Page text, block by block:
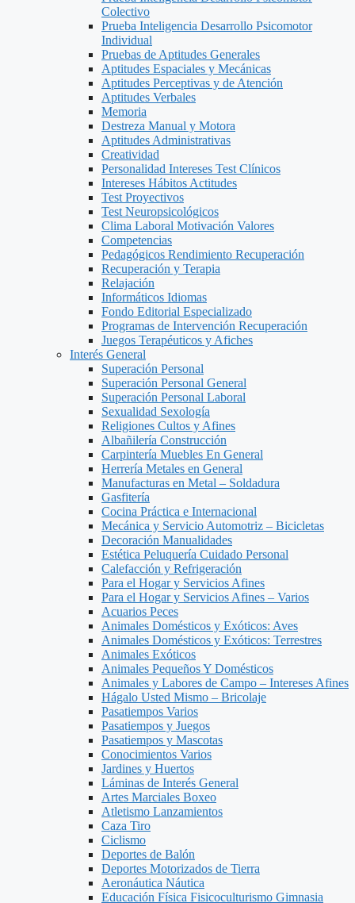
Colectivo
Prueba Inteligencia Desarrollo Psicomotor
Individual
Pruebas de Aptitudes Generales
Aptitudes Espaciales y Mecánicas
Aptitudes Perceptivas y de Atención
Aptitudes Verbales
Memoria
Destreza Manual y Motora
Aptitudes Administrativas
Creatividad
Personalidad Intereses Test Clínicos
Intereses Hábitos Actitudes
Test Proyectivos
Test Neuropsicológicos
Clima Laboral Motivación Valores
Competencias
Pedagógicos Rendimiento Recuperación
Recuperación y Terapia
Relajación
Informáticos Idiomas
Fondo Editorial Especializado
Programas de Intervención Recuperación
Juegos Terapéuticos y Afiches
Interés General
Superación Personal
Superación Personal General
Superación Personal Laboral
Sexualidad Sexología
Religiones Cultos y Afines
Albañilería Construcción
Carpintería Muebles En General
Herrería Metales en General
Manufacturas en Metal – Soldadura
Gasfitería
Cocina Práctica e Internacional
Mecánica y Servicio Automotriz – Bicicletas
Decoración Manualidades
Estética Peluquería Cuidado Personal
Calefacción y Refrigeración
Para el Hogar y Servicios Afines
Para el Hogar y Servicios Afines – Varios
Acuarios Peces
Animales Domésticos y Exóticos: Aves
Animales Domésticos y Exóticos: Terrestres
Animales Exóticos
Animales Pequeños Y Domésticos
Animales y Labores de Campo – Intereses Afines
Hágalo Usted Mismo – Bricolaje
Pasatiempos Varios
Pasatiempos y Juegos
Pasatiempos y Mascotas
Conocimientos Varios
Jardines y Huertos
Láminas de Interés General
Artes Marciales Boxeo
Atletismo Lanzamientos
Caza Tiro
Ciclismo
Deportes de Balón
Deportes Motorizados de Tierra
Aeronáutica Náutica
Educación Física Fisicoculturismo Gimnasia